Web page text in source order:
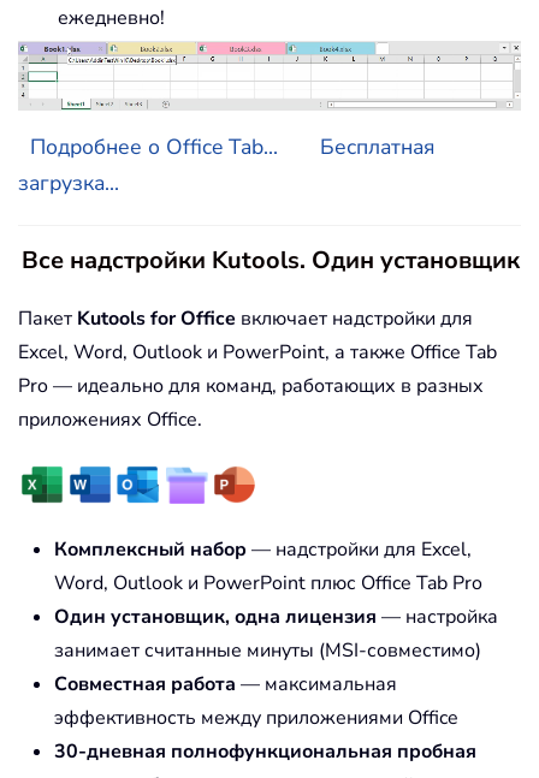
ежедневно!
Подробнее о Office Tab...
Бесплатная
загрузка...
Все надстройки Kutools. Один установщик
Пакет Kutools for Office включает надстройки для
Excel, Word, Outlook и PowerPoint, а также Office Tab
Pro — идеально для команд, работающих в разных
приложениях Office.
Комплексный набор — надстройки для Excel,
Word, Outlook и PowerPoint плюс Office Tab Pro
Один установщик, одна лицензия — настройка
занимает считанные минуты (MSI-совместимо)
Совместная работа — максимальная
эффективность между приложениями Office
30-дневная полнофункциональная пробная